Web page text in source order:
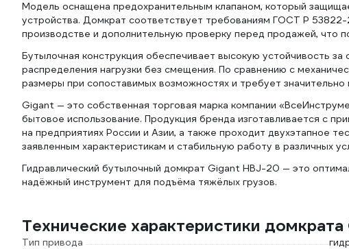
Модель оснащена предохранительным клапаном, который
устройства. Домкрат соответствует требованиям ГОСТ Р
производстве и дополнительную проверку перед продажей, что
Бутылочная конструкция обеспечивает высокую устойчивость
распределения нагрузки без смещения. По сравнению с
размеры при сопоставимых возможностях и требует
Gigant — это собственная торговая марка компании
бытовое использование. Продукция бренда изготавливается с
на предприятиях России и Азии, а также проходит двухэтапное
заявленным характеристикам и стабильную работу в различных
Гидравлический бутылочный домкрат Gigant HBJ-20 — это
надёжный инструмент для подъёма тяжёлых грузов.
Технические характеристики
Тип привода